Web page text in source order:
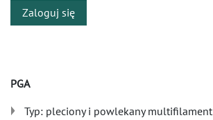
Zaloguj się
PGA
Typ: pleciony i powlekany multifilament